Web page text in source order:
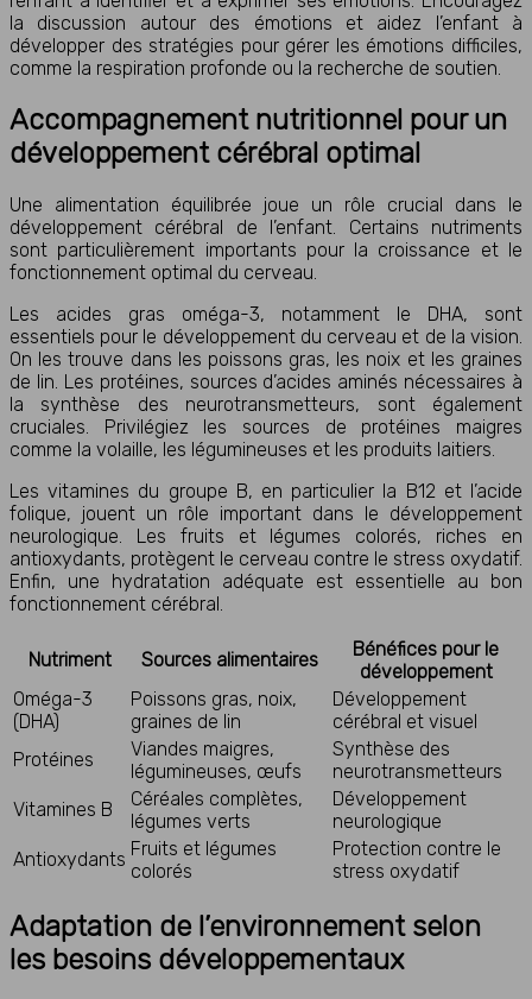
la discussion autour des émotions et aidez l’enfant à
développer des stratégies pour gérer les émotions difficiles,
comme la respiration profonde ou la recherche de soutien.
Accompagnement nutritionnel pour un
développement cérébral optimal
Une alimentation équilibrée joue un rôle crucial dans le
développement cérébral de l’enfant. Certains nutriments
sont particulièrement importants pour la croissance et le
fonctionnement optimal du cerveau.
Les acides gras oméga-3, notamment le DHA, sont
essentiels pour le développement du cerveau et de la vision.
On les trouve dans les poissons gras, les noix et les graines
de lin. Les protéines, sources d’acides aminés nécessaires à
la synthèse des neurotransmetteurs, sont également
cruciales. Privilégiez les sources de protéines maigres
comme la volaille, les légumineuses et les produits laitiers.
Les vitamines du groupe B, en particulier la B12 et l’acide
folique, jouent un rôle important dans le développement
neurologique. Les fruits et légumes colorés, riches en
antioxydants, protègent le cerveau contre le stress oxydatif.
Enfin, une hydratation adéquate est essentielle au bon
fonctionnement cérébral.
Nutriment Sources alimentaires
Bénéfices pour le
développement
Oméga-3
(DHA)
Poissons gras, noix,
graines de lin
Développement
cérébral et visuel
Protéines
Viandes maigres,
légumineuses, œufs
Synthèse des
neurotransmetteurs
Vitamines B
Céréales complètes,
légumes verts
Développement
neurologique
Antioxydants Fruits et légumes
colorés
Protection contre le
stress oxydatif
Adaptation de l’environnement selon
les besoins développementaux